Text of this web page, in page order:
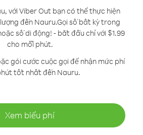
với Viber Out bạn có thể thực hiện
đến Nauru.Gọi số bất kỳ trong
số di động! - bắt đầu chỉ với $1.99
cho mỗi phút.
gói cước cuộc gọi để nhận mức phí
tốt nhất đến Nauru.
Xem biểu phí